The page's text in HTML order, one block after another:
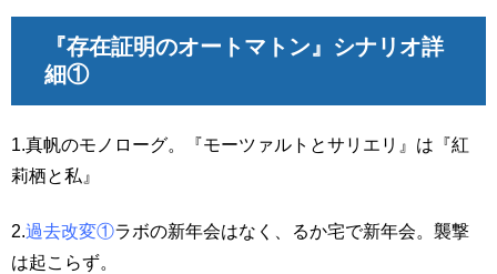
『存在証明のオートマトン』 シナリオ詳
細①
1.真帆のモノローグ。『モーツァルトとサリエリ』は『紅
莉栖と私』
2.過去改変①ラボの新年会はなく、るか宅で新年会。襲撃
は起こらず。